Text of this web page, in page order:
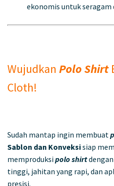
ekonomis untuk seragam
Wujudkan Polo Shirt
Cloth!
Sudah mantap ingin membuat
Sablon dan Konveksisiap
memproduksipolo shirt
tinggi, jahitan yang rapi, dan
presisi.